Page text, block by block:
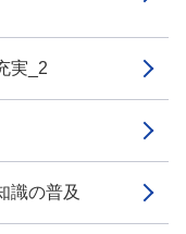
実_2
識の普及